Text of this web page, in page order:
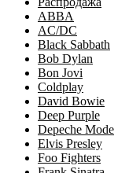
ABBA
AC/DC
Black Sabbath
Bob Dylan
Bon Jovi
Coldplay
David Bowie
Deep Purple
Depeche Mode
Elvis Presley
Foo Fighters